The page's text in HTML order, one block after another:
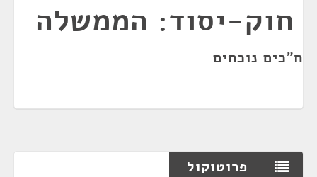
חוק-יסוד: הממשלה
ח"כים נוכחים
פרוטוקול